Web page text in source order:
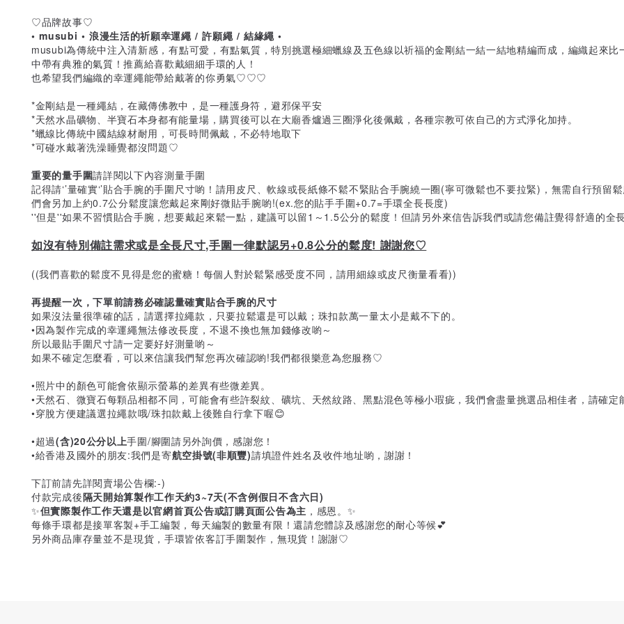
♡品牌故事♡
• musubi • 浪漫生活的祈願幸運繩 / 許願繩 / 結緣繩 •
musubi為傳統中注入清新感，有點可愛，有點氣質，特別挑選極細蠟線及五色線以祈福的金剛結一結一結地精編而成，編織起來
中帶有典雅的氣質！推薦給喜歡戴細細手環的人！
也希望我們編織的幸運繩能帶給戴著的你勇氣♡♡♡
*金剛結是一種繩結，在藏傳佛教中，是一種護身符，避邪保平安
*天然水晶礦物、半寶石本身都有能量場，購買後可以在大廟香爐過三圈淨化後佩戴，各種宗教可依自己的方式淨化加持。
*蠟線比傳統中國結線材耐用，可長時間佩戴，不必特地取下
*可碰水戴著洗澡睡覺都沒問題♡
重要的量手圍請詳閱以下內容測量手圍
記得請‘’量確實‘’貼合手腕的手圍尺寸喲！請用皮尺、軟線或長紙條不鬆不緊貼合手腕繞一圈(寧可微鬆也不要拉緊)，無需自行預
們會另加上約0.7公分鬆度讓您戴起來剛好微貼手腕喲!(ex.您的貼手手圍+0.7=手環全長長度)
''但是''如果不習慣貼合手腕，想要戴起來鬆一點，建議可以留1～1.5公分的鬆度！但請另外來信告訴我們或請您備註覺得舒適的全
如沒有特別備註需求或是全長尺寸,手圍一律默認另+0.8公分的鬆度! 謝謝您♡
((我們喜歡的鬆度不見得是您的蜜糖！每個人對於鬆緊感受度不同，請用細線或皮尺衡量看看))
再提醒一次，下單前請務必確認量確實貼合手腕的尺寸
如果沒法量很準確的話，請選擇拉繩款，只要拉鬆還是可以戴；珠扣款萬一量太小是戴不下的。
•因為製作完成的幸運繩無法修改長度，不退不換也無加錢修改喲～
所以最貼手圍尺寸請一定要好好測量喲～
如果不確定怎麼看，可以來信讓我們幫您再次確認喲!我們都很樂意為您服務♡
•照片中的顏色可能會依顯示螢幕的差異有些微差異。
•天然石、微寶石每顆品相都不同，可能會有些許裂紋、礦坑、天然紋路、黑點混色等極小瑕疵，我們會盡量挑選品相佳者，請確定
•穿脫方便建議選拉繩款哦/珠扣款戴上後難自行拿下喔😊
•超過(含)20公分以上手圍/腳圍請另外詢價，感謝您！
•給香港及國外的朋友:我們是寄航空掛號(非順豐)請填證件姓名及收件地址喲，謝謝！
下訂前請先詳閱賣場公告欄:-)
付款完成後隔天開始算製作工作天約3~7天(不含例假日不含六日)
✨但實際製作工作天還是以官網首頁公告或訂購頁面公告為主 ，感恩。✨
每條手環都是接單客製+手工編製，每天編製的數量有限！還請您體諒及感謝您的耐心等候💕
另外商品庫存量並不是現貨，手環皆依客訂手圍製作，無現貨！謝謝♡